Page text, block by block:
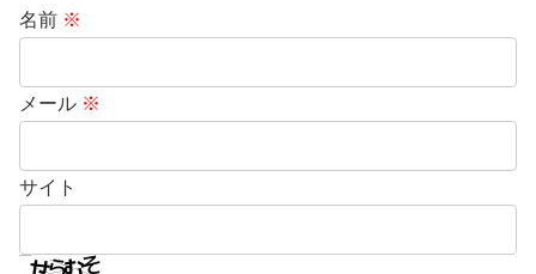
名前 ※
メール ※
サイト